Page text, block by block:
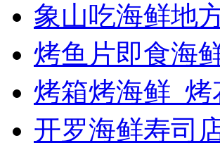
象山吃海鲜地
烤鱼片即食海
烤箱烤海鲜_
开罗海鲜寿司